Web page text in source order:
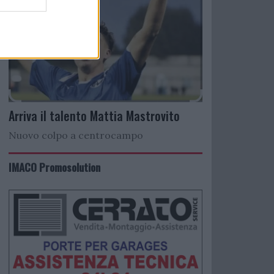
Arriva il talento Mattia Mastrovito
Nuovo colpo a centrocampo
IMACO Promosolution